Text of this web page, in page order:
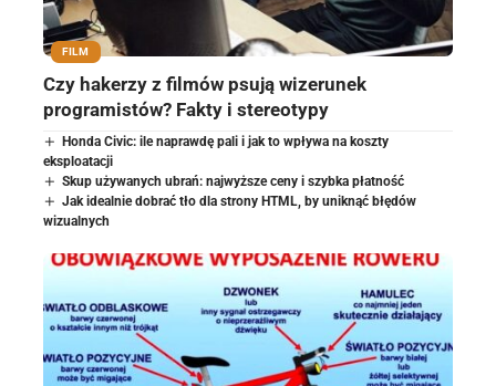
FILM
Czy hakerzy z filmów psują wizerunek
programistów? Fakty i stereotypy
Honda Civic: ile naprawdę pali i jak to wpływa na koszty
eksploatacji
Skup używanych ubrań: najwyższe ceny i szybka płatność
Jak idealnie dobrać tło dla strony HTML, by uniknąć błędów
wizualnych